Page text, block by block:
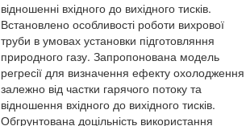
відношенні вхідного до вихідного тисків.
Встановлено особливості роботи вихрової
труби в умовах установки підготовляння
природного газу. Запропонована модель
регресії для визначення ефекту охолодження
залежно від частки гарячого потоку та
відношення вхідного до вихідного тисків.
Обгрунтована доцільність використання